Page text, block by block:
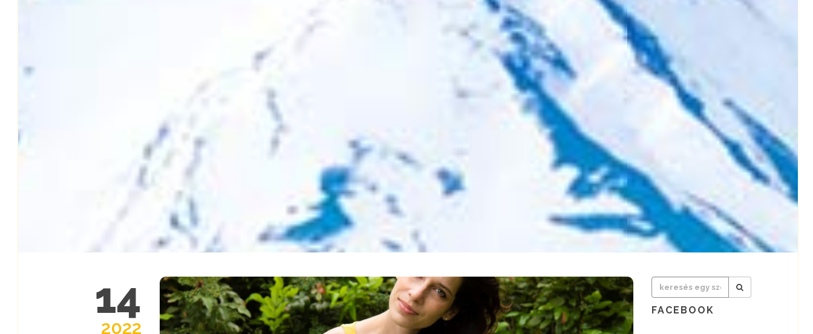
14
2022
FACEBOOK